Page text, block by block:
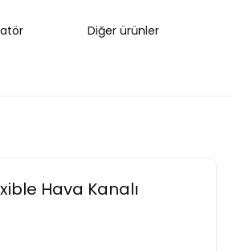
Diğer ürünler
Hava Kanalı